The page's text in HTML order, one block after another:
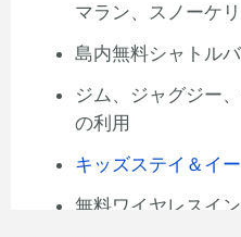
マラン、スノーケ
島内無料シャトル
ジム、ジャグジー
の利用
キッズステイ＆イ
無料ワイヤレスイ